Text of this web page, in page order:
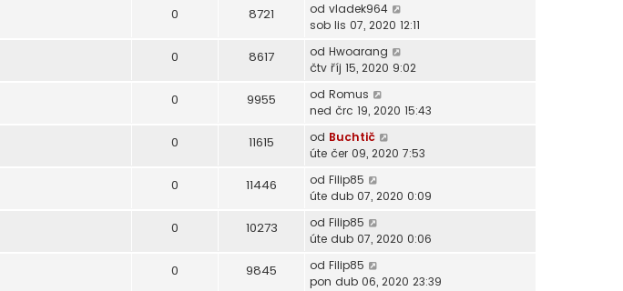
0 8721 od vladek964
sob lis 07, 2020 12:11
0 8617 od Hwoarang
čtv říj 15, 2020 9:02
0 9955 od Romus
ned črc 19, 2020 15:43
0 11615 od Buchtič
úte čer 09, 2020 7:53
0 11446 od Filip85
úte dub 07, 2020 0:09
0 10273 od Filip85
úte dub 07, 2020 0:06
0 9845 od Filip85
pon dub 06, 2020 23:39